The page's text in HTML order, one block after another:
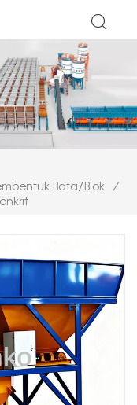
Bata/Blok
/